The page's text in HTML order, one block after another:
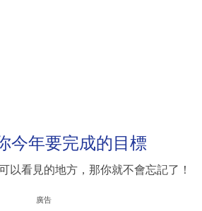
今年要完成的目標
以看見的地方，那你就不會忘記了！
廣告